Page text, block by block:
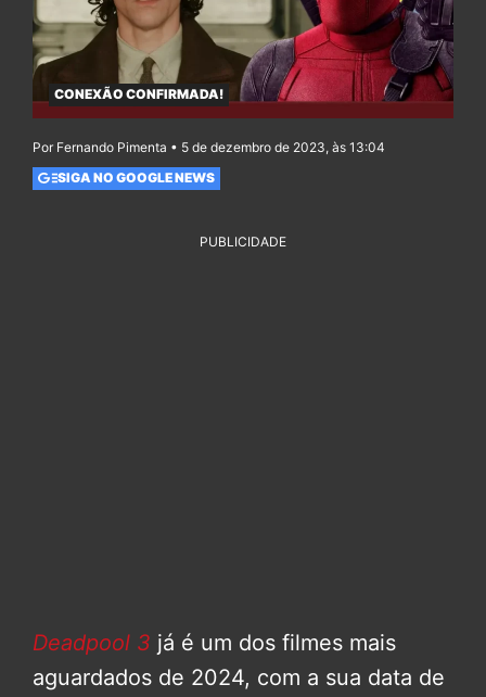
CONEXÃO CONFIRMADA!
Por Fernando Pimenta • 5 de dezembro de 2023, às 13:04
SIGA NO GOOGLE NEWS
PUBLICIDADE
Deadpool 3 já é um dos filmes mais
aguardados de 2024, com a sua data de